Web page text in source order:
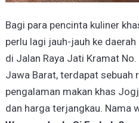
Bagi para pencinta kuliner
perlu lagi jauh-jauh ke
di Jalan Raya Jati Kramat
Jawa Barat, terdapat sebuah
pengalaman makan khas
dan harga terjangkau. Nama